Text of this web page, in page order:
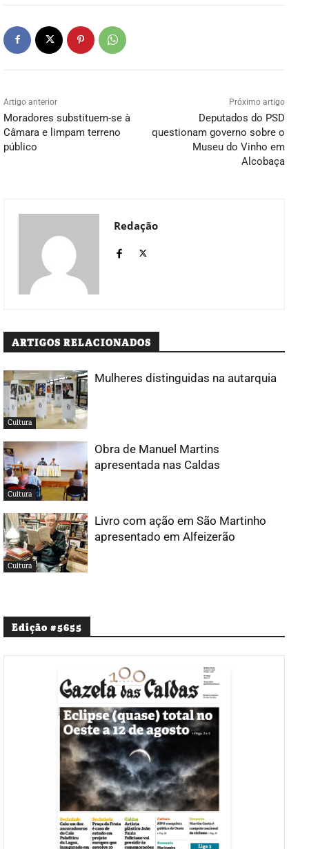
Artigo anterior
Moradores substituem-se à
Câmara e limpam terreno
público
Próximo artigo
Deputados do PSD
questionam governo sobre o
Museu do Vinho em
Alcobaça
Redação
ARTIGOS RELACIONADOS
Cultura
Mulheres distinguidas na autarquia
Cultura
Obra de Manuel Martins
apresentada nas Caldas
Cultura
Livro com ação em São Martinho
apresentado em Alfeizerão
Edição #5655